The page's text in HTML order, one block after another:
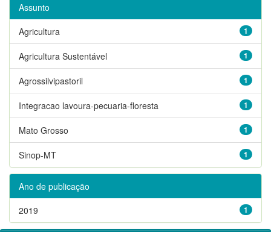
Assunto
1
Agricultura
1
Agricultura Sustentável
1
Agrossilvipastoril
1
Integracao lavoura-pecuaria-floresta
1
Mato Grosso
1
Sinop-MT
Ano de publicação
1
2019